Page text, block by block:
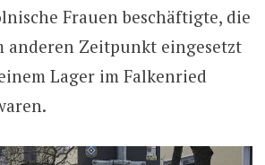
Frauen beschäftigte, die
anderen Zeitpunkt eingesetzt
Lager im Falkenried